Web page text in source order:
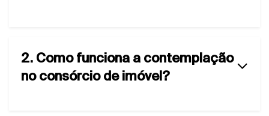
2. Como funciona a contemplação
no consórcio de imóvel?